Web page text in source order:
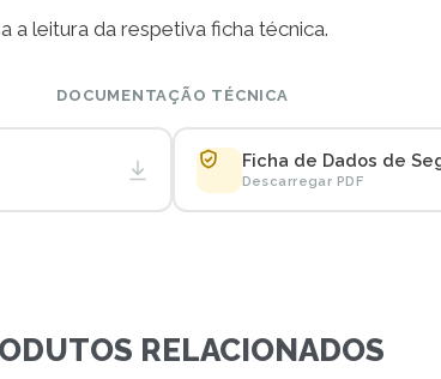
a leitura da respetiva ficha técnica.
DOCUMENTAÇÃO TÉCNICA
Ficha de Dados de
Descarregar PDF
RELACIONADOS